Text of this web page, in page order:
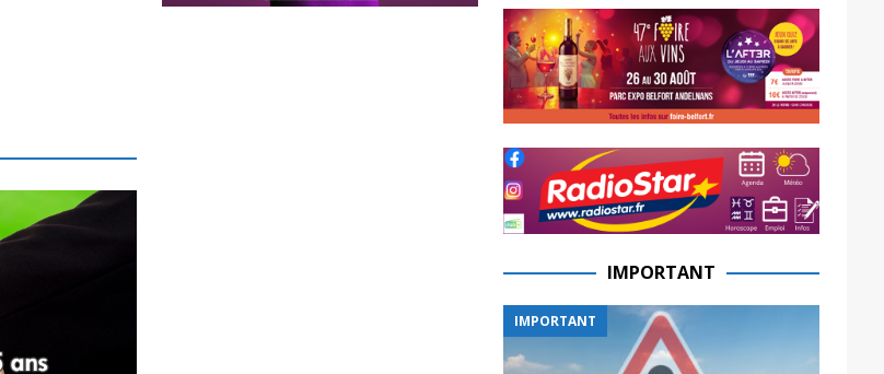
IMPORTANT
IMPORTANT